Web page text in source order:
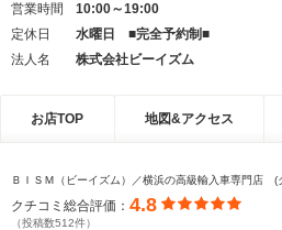
営業時間
10:00～19:00
定休日
水曜日 ■完全予約制■
法人名
株式会社ビーイズム
お店TOP 地図&アクセス
ＢＩＳＭ（ビーイズム）／横浜の高級輸入車専門店 (
クチコミ総合評価： 4.8
（投稿数512件）